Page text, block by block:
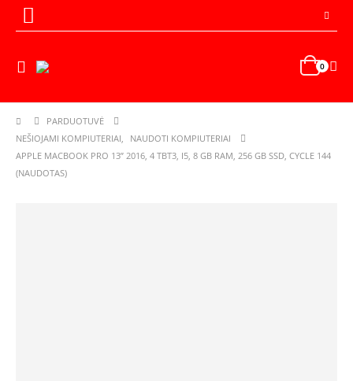
0
PARDUOTUVĖ
NEŠIOJAMI KOMPIUTERIAI,
NAUDOTI KOMPIUTERIAI
APPLE MACBOOK PRO 13” 2016, 4 TBT3, I5, 8 GB RAM, 256 GB SSD, CYCLE 144
(NAUDOTAS)